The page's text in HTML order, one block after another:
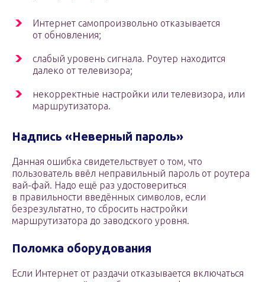
Интернет самопроизвольно отказывается
от обновления;
слабый уровень сигнала. Роутер находится
далеко от телевизора;
некорректные настройки или телевизора, или
маршрутизатора.
Надпись «Неверный пароль»
Данная ошибка свидетельствует о том, что
пользователь ввёл неправильный пароль от роутера
вай-фай. Надо ещё раз удостовериться
в правильности введённых символов, если
безрезультатно, то сбросить настройки
маршрутизатора до заводского уровня.
Поломка оборудования
Если Интернет от раздачи отказывается включаться